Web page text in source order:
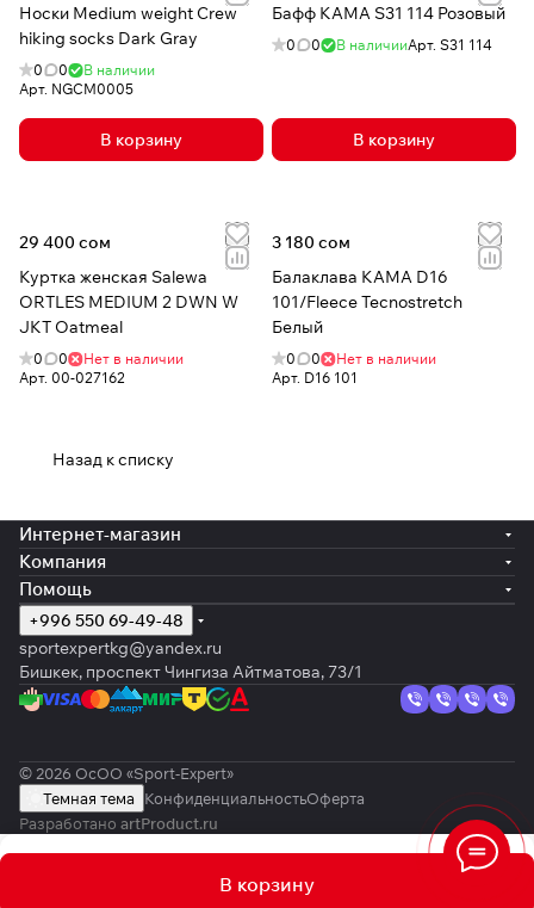
Носки Medium weight Crew
hiking socks Dark Gray
0 0
В наличии
Арт. NGCM0005
В корзину
Бафф КАМА S31 114 Розовый
0 0 В наличииАрт. S31 114
В корзину
29 400 сом
Куртка женская Salewa
ORTLES MEDIUM 2 DWN W
JKT Oatmeal
0 0
Нет в наличии
Арт. 00-027162
3 180 сом
Балаклава КАМА D16
101/Fleece Tecnostretch
Белый
0 0
Нет в наличии
Арт. D16 101
Назад к списку
В корзину
Интернет-магазин
Компания
Помощь
+996 550 69-49-48
sportexpertkg@yandex.ru
Бишкек, проспект Чингиза Айтматова, 73/1
© 2026 ОсОО «Sport-Expert»
Темная тема
КонфиденциальностьОферта
Разработано artProduct.ru